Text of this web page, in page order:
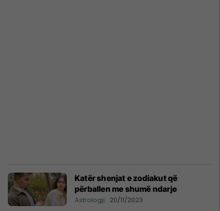
Katër shenjat e zodiakut që
përballen me shumë ndarje
Astrologji 20/11/2023